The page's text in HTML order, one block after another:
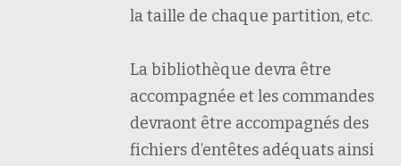
la taille de chaque partition, etc.
La bibliothèque devra être
accompagnée et les commandes
devraont être accompagnés des
fichiers d’entêtes adéquats ainsi